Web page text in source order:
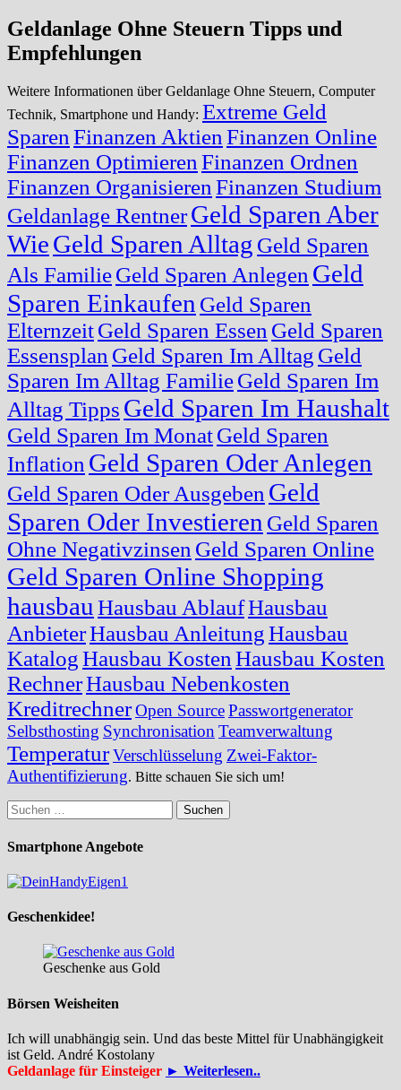
Geldanlage Ohne Steuern Tipps und
Empfehlungen
Weitere Informationen über Geldanlage Ohne Steuern, Computer
Technik, Smartphone und Handy: Extreme Geld
Sparen Finanzen Aktien Finanzen Online
Finanzen Optimieren Finanzen Ordnen
Finanzen Organisieren Finanzen Studium
Geldanlage RentnerGeld Sparen Aber
WieGeld Sparen Alltag Geld Sparen
Als FamilieGeld Sparen Anlegen Geld
Sparen Einkaufen Geld Sparen
ElternzeitGeld Sparen Essen Geld Sparen
Essensplan Geld Sparen Im Alltag Geld
Sparen Im Alltag FamilieGeld Sparen Im
Alltag Tipps Geld Sparen Im Haushalt
Geld Sparen Im MonatGeld Sparen
Inflation Geld Sparen Oder Anlegen
Geld Sparen Oder Ausgeben Geld
Sparen Oder Investieren Geld Sparen
Ohne Negativzinsen Geld Sparen Online
Geld Sparen Online Shopping
hausbau Hausbau AblaufHausbau
AnbieterHausbau AnleitungHausbau
KatalogHausbau Kosten Hausbau Kosten
RechnerHausbau Nebenkosten
KreditrechnerOpen SourcePasswortgenerator
Selbsthosting Synchronisation Teamverwaltung
TemperaturVerschlüsselung Zwei-Faktor-
Authentifizierung. Bitte schauen Sie sich um!
Suchen
nach:
Smartphone Angebote
Geschenkidee!
Geschenke aus Gold
Börsen Weisheiten
Ich will unabhängig sein. Und das beste Mittel für Unabhängigkeit
ist Geld. André Kostolany
Geldanlage für Einsteiger ► Weiterlesen..